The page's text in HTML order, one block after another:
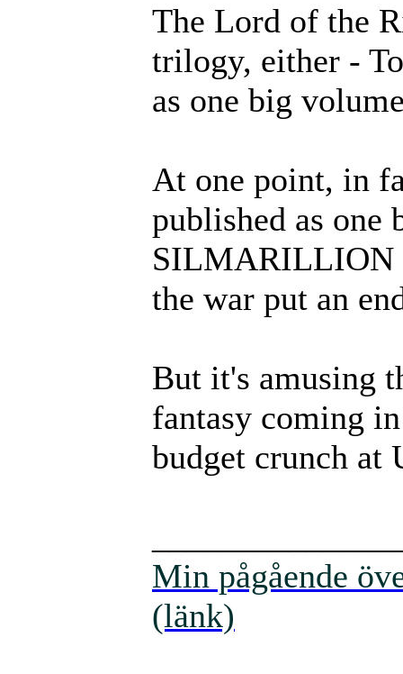
The Lord of the
trilogy, either -
as one big
At one point, in
published as
SILMARILLION
the war put an
But it's amusing
fantasy coming
budget crunch at
Min pågående
(länk)